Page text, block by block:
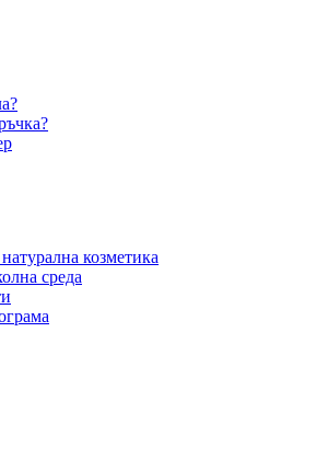
козметика
среда